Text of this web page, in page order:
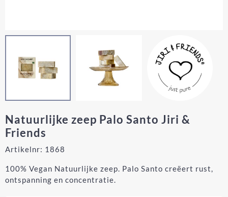
Natuurlijke zeep Palo Santo Jiri &
Friends
Artikelnr: 1868
100% Vegan Natuurlijke zeep. Palo Santo creëert rust,
ontspanning en concentratie.